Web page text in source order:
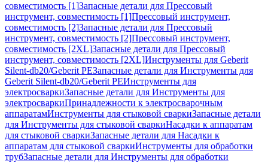
совместимость [1]Запасные детали для Прессовый
инструмент, совместимость [1]Прессовый инструмент,
совместимость [2]Запасные детали для Прессовый
инструмент, совместимость [2]Прессовый инструмент,
совместимость [2XL]Запасные детали для Прессовый
инструмент, совместимость [2XL]Инструменты для Geberit
Silent-db20/Geberit PEЗапасные детали для Инструменты для
Geberit Silent-db20/Geberit PEИнструменты для
электросваркиЗапасные детали для Инструменты для
электросваркиПринадлежности к электросварочным
аппаратамИнструменты для стыковой сваркиЗапасные детали
для Инструменты для стыковой сваркиНасадки к аппаратам
для стыковой сваркиЗапасные детали для Насадки к
аппаратам для стыковой сваркиИнструменты для обработки
трубЗапасные детали для Инструменты для обработки